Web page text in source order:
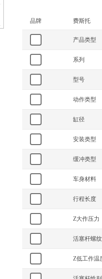
品牌 费斯托
产品类型
系列
型号
动作类型
缸径
安装类型
缓冲类型
车身材料
行程长度
Z大作压力
活塞杆螺
Z低工作温